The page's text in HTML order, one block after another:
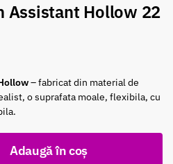
Assistant Hollow 22
– fabricat din material de
o suprafata moale, flexibila, cu
Adaugă în coș